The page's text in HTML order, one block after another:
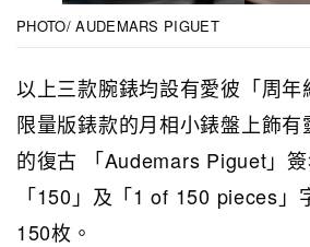
PHOTO/ AUDEMARS PIGUET
以上三款腕錶均設有愛彼「周年
限量版錶款的月相小錶盤上飾
的復古 「Audemars Piguet」
「150」及「1 of 150 pieces」
150枚。